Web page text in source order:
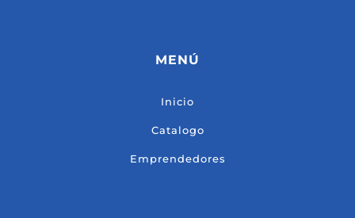
MENÚ
Inicio
Catalogo
Emprendedores